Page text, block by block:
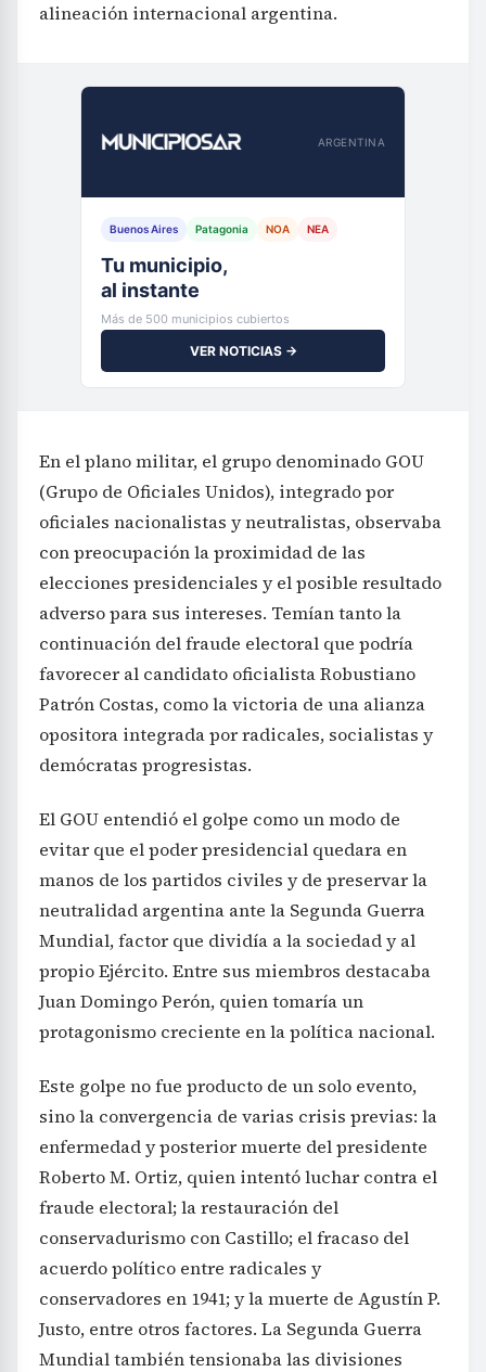
alineación internacional argentina.
ARGENTINA
Buenos Aires Patagonia NOA NEA
Tu municipio,
al instante
Más de 500 municipios cubiertos
VER NOTICIAS →
En el plano militar, el grupo denominado GOU
(Grupo de Oficiales Unidos), integrado por
oficiales nacionalistas y neutralistas, observaba
con preocupación la proximidad de las
elecciones presidenciales y el posible resultado
adverso para sus intereses. Temían tanto la
continuación del fraude electoral que podría
favorecer al candidato oficialista Robustiano
Patrón Costas, como la victoria de una alianza
opositora integrada por radicales, socialistas y
demócratas progresistas.
El GOU entendió el golpe como un modo de
evitar que el poder presidencial quedara en
manos de los partidos civiles y de preservar la
neutralidad argentina ante la Segunda Guerra
Mundial, factor que dividía a la sociedad y al
propio Ejército. Entre sus miembros destacaba
Juan Domingo Perón, quien tomaría un
protagonismo creciente en la política nacional.
Este golpe no fue producto de un solo evento,
sino la convergencia de varias crisis previas: la
enfermedad y posterior muerte del presidente
Roberto M. Ortiz, quien intentó luchar contra el
fraude electoral; la restauración del
conservadurismo con Castillo; el fracaso del
acuerdo político entre radicales y
conservadores en 1941; y la muerte de Agustín P.
Justo, entre otros factores. La Segunda Guerra
Mundial también tensionaba las divisiones